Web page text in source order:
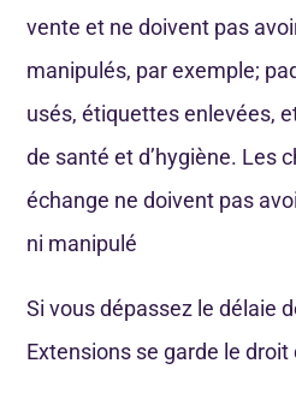
vente et ne doivent pas
manipulés, par exemple;
usés, étiquettes enlevées,
de santé et d’hygiène. Les
échange ne doivent pas
ni manipulé
Si vous dépassez le délaie
Extensions se garde le